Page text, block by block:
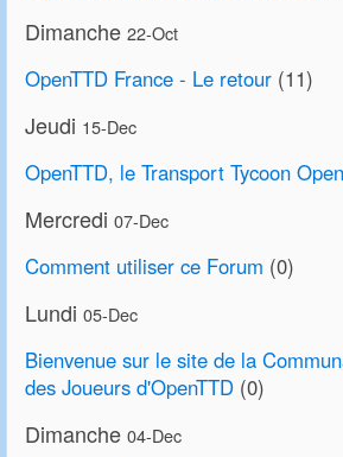
Dimanche 22-Oct
OpenTTD France - Le retour (11)
Jeudi 15-Dec
OpenTTD, le Transport Tycoon
Mercredi 07-Dec
Comment utiliser ce Forum (0)
Lundi 05-Dec
Bienvenue sur le site de la
des Joueurs d'OpenTTD (0)
Dimanche 04-Dec